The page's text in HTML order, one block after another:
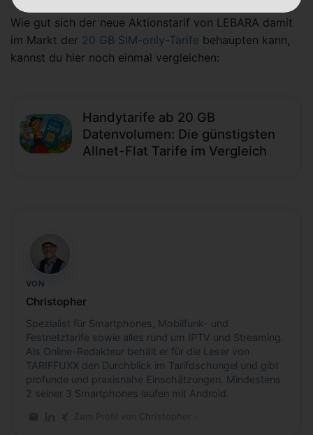
Wie gut sich der neue Aktionstarif von LEBARA damit
im Markt der 20 GB SIM-only-Tarife behaupten kann,
kannst du hier noch einmal vergleichen:
Handytarife ab 20 GB
Datenvolumen: Die günstigsten
Allnet-Flat Tarife im Vergleich
CB
VON
Christopher
Spezialist für Smartphones, Mobilfunk- und
Festnetztarife sowie alles rund um IPTV und Streaming.
Als Online-Redakteur behält er für die Leser von
TARIFFUXX den Durchblick im Tarifdschungel und gibt
profunde und praxisnahe Einschätzungen. Mindestens
2 seiner 3 Smartphones laufen mit Android.